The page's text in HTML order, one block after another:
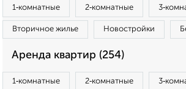
1‑комнатные 2‑комнатные
Вторичное жилье Новостройки
Аренда квартир (254)
1‑комнатные 2‑комнатные